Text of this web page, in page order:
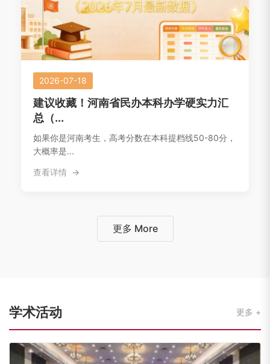
2026-07-18
建议收藏！河南省民办本科办学硬实力汇
总（...
如果你是河南考生，高考分数在本科提档线50-80分，
大概率是...
查看详情
更多 More
学术活动 更多